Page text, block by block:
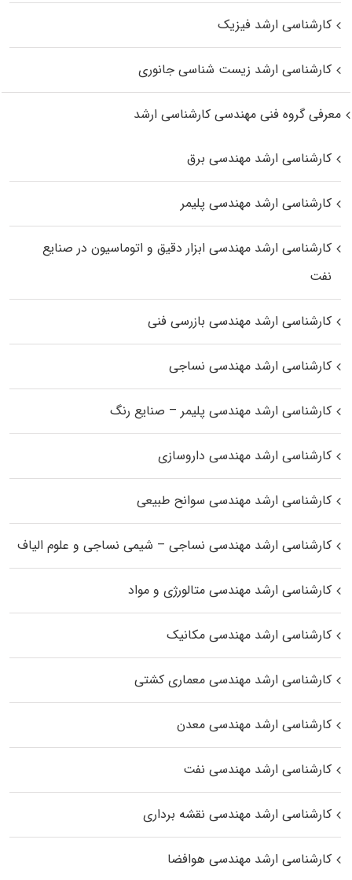
کارشناسی ارشد فیزیک
کارشناسی ارشد زیست‌ شناسی جانوری
معرفی گروه فنی مهندسی کارشناسی ارشد
کارشناسی ارشد مهندسی برق
کارشناسی ارشد مهندسی پلیمر
کارشناسی ارشد مهندسی ابزار دقیق و اتوماسیون در صنایع
نفت
کارشناسی ارشد مهندسی بازرسی فنی
کارشناسی ارشد مهندسی نساجی
کارشناسی ارشد مهندسی پلیمر – صنایع رنگ
کارشناسی ارشد مهندسی داروسازی
کارشناسی ارشد مهندسی سوانح طبیعی
کارشناسی ارشد مهندسی نساجی – شیمی نساجی و علوم الیاف
کارشناسی ارشد مهندسی متالورژی و مواد
کارشناسی ارشد مهندسی مکانیک
کارشناسی ارشد مهندسی معماری کشتی
کارشناسی ارشد مهندسی معدن
کارشناسی ارشد مهندسی نفت
کارشناسی ارشد مهندسی نقشه برداری
کارشناسی ارشد مهندسی هوافضا